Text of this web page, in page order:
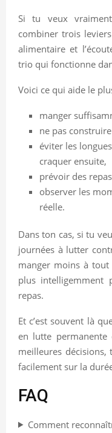
Si tu veux
combiner trois
alimentaire et
trio qui fonctionne
Voici ce qui aide le
manger
ne pas
éviter les
craquer ensuite,
prévoir des
observer les
réelle.
Dans ton cas, si tu
journées à lutter
manger moins à tout
plus intelligemment
repas.
Et c’est souvent là
en lutte
meilleures
facilement sur la
FAQ
Comment